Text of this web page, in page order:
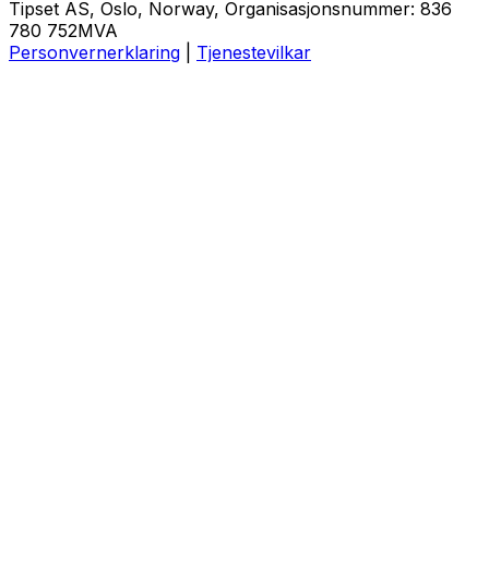
Tipset AS, Oslo, Norway, Organisasjonsnummer: 836
780 752MVA
Personvernerklaring
Tjenestevilkar